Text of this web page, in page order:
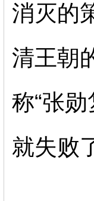
消灭的
清王朝
称“张
就失败